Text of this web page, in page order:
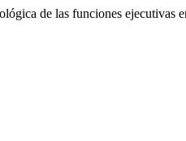
de las funciones ejecutivas